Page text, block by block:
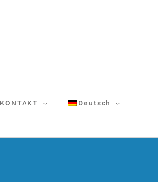
KONTAKT Deutsch